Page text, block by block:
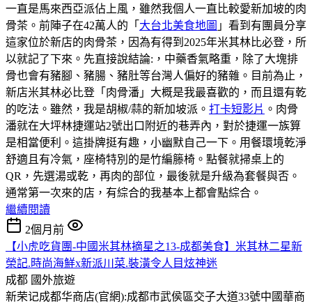
一直是馬來西亞派佔上風，雖然我個人一直比較愛新加坡的肉
骨茶。前陣子在42萬人的「 大台北美食地圖 」看到有團員分享
這家位於新店的肉骨茶，因為有得到2025年米其林比必登，所
以就記了下來。先直接說結論:，中藥香氣略重，除了大塊排
骨也會有豬腳、豬腸、豬肚等台灣人偏好的豬雜。目前為止，
新店米其林必比登「肉骨潘」大概是我最喜歡的，而且還有乾
的吃法。雖然，我是胡椒/蒜的新加坡派。 打卡短影片 。肉骨
潘就在大坪林捷運站2號出口附近的巷弄內，對於捷運一族算
是相當便利。這掛牌挺有趣，小幽默自己一下。用餐環境乾淨
舒適且有冷氣，座椅特別的是竹編籐椅。點餐就掃桌上的
QR，先選湯或乾，再肉的部位，最後就是升級為套餐與否。
通常第一次來的店，有綜合的我基本上都會點綜合。
繼續閱讀
2個月前
【小虎吃貨團-中國米其林摘星之13-成都美食】米其林二星新
榮記.時尚海鮮x新派川菜.裝潢令人目炫神迷
成都 國外旅遊
新荣记成都华商店(官網):成都市武侯區交子大道33號中國華商